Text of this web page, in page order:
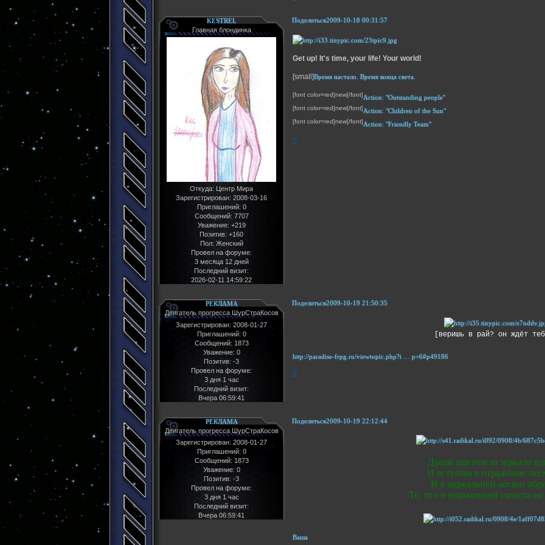
Поделиться2009-10-18 00:31:57
KESTREL
Главная блондинка
Откуда:Центр Мира
Зарегистрирован: 2008-03-16
Приглашений: 0
Сообщений: 7707
Уважение: +219
Позитив: +160
Пол:Женский
Провел на форуме:
3 месяца 12 дней
Последний визит:
2026-02-11 14:59:22
Get up! It's time, your life! Your world!
[small]Время настало. Время конца света.
[font color=red]new[/font]Action: "Outstanding people"
[font color=red]new[/font]Action: "Children of the Sun"
[font color=red]new[/font]Action: "Friendly Team"
0
Поделиться2009-10-19 21:50:35
РЕКЛАМА
Двигатель прогресса ШурСтраКосов
Зарегистрирован: 2008-01-27
Приглашений: 0
Сообщений: 1873
Уважение: 0
Позитив: -3
Провел на форуме:
3 дня 1 час
Последний визит:
Вчера 06:59:41
[веришь в рай? он ждёт
http://paradise-frpg.ru/viewtopic.php?i … p=6#p49186
0
Поделиться2009-10-19 22:12:44
РЕКЛАМА
Двигатель прогресса ШурСтраКосов
Зарегистрирован: 2008-01-27
Приглашений: 0
Сообщений: 1873
Уважение: 0
Позитив: -3
Провел на форуме:
3 дня 1 час
Последний визит:
Вчера 06:59:41
Давай шагнем за зеркало
И вступим в отражение
И в нереальной жизни
То, что в нормальной смысла
Ваша